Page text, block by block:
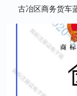
古冶区商务货车